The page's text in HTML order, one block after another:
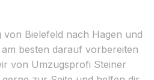
Bielefeld nach Hagen und
besten darauf vorbereiten
von Umzugsprofi Steiner